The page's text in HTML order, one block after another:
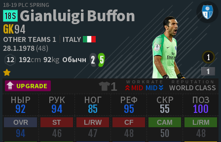
18-19 PLC SPRING
Gianluigi Buffon
GK94
OTHER TEAMS 1
ITALY
28.1.1978(48)
12 192cm 92kg Обычн 2 5
UPGRADE 1 WORKRATE
MID MID
REPUTATION
WORLD CLASS
НЫР
92
РУК
94
НОГ
85
РЕФ
95
СКР
55
ПОЗ
100
OVR
94
ST
46
L/RW
47
CF
48
CAM
50
L/RM
48